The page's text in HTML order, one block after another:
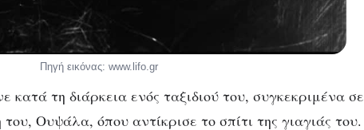
Πηγή εικόνας: www.lifo.gr
κατά τη διάρκεια ενός ταξιδιού του, συγκεκριμένα σε
Ουψάλα, όπου αντίκρισε το σπίτι της γιαγιάς του.